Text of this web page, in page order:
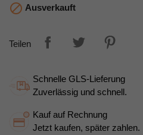
 Ausverkauft
Teilen
Schnelle GLS-Lieferung
Zuverlässig und schnell.
Kauf auf Rechnung
Jetzt kaufen, später zahlen.